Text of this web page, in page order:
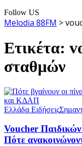
Follow US
Melodia 88FM >
Ετικέτα:
σταθμών
Ελλάδα Ειδήσεις
Voucher
Πότε